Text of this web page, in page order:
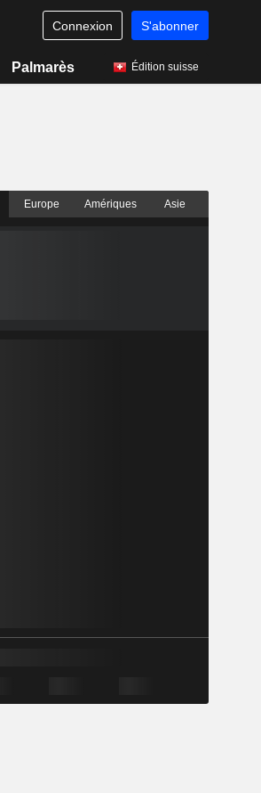
Connexion S'abonner
Palmarès Édition suisse
Europe Amériques Asie